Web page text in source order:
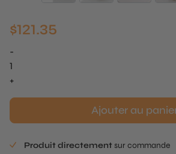
$121.35
-
quantité
de
Tee
+
Ajouter au
Produit directementsur commande